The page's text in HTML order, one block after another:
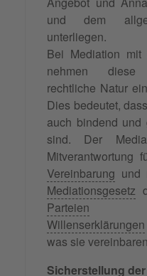
und dem
unterliegen.
Bei Mediation mit
nehmen diese
rechtliche Natur
Dies bedeutet,
auch bindend und
sind. Der
Mitverantwortung
Vereinbarung und
Mediationsgesetz
Parteien
Willenserklärungen
was sie
Sicherstellung